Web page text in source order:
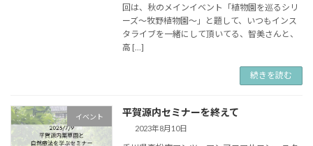
回は、秋のメインイベント「植物園を巡るシリ
ーズ～牧野植物園～」と題して、いつもインス
タライブを一緒にして頂いてる、智美さんと、
高 […]
続きを読む
イベント 平賀源内セミナーを終えて
2023年8月10日